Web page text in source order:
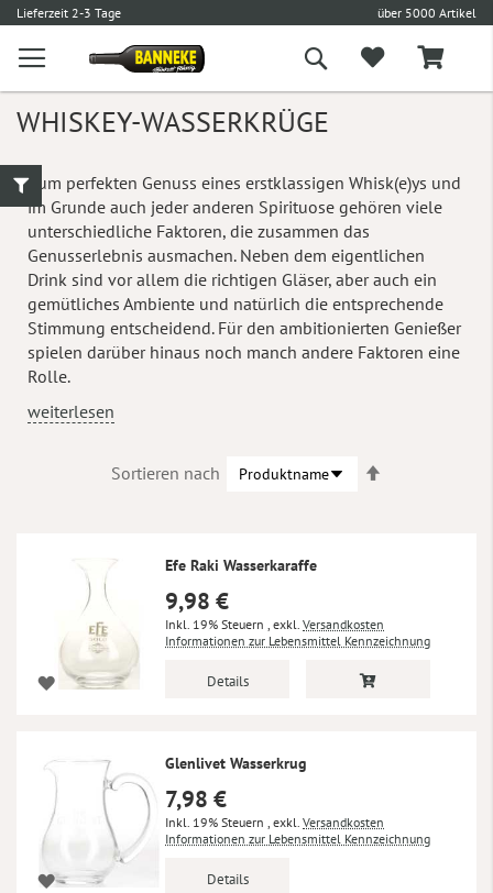
Lieferzeit 2-3 Tage über 5000 Artikel
Suche
WHISKEY-WASSERKRÜGE
Zum perfekten Genuss eines erstklassigen Whisk(e)ys und
im Grunde auch jeder anderen Spirituose gehören viele
unterschiedliche Faktoren, die zusammen das
Genusserlebnis ausmachen. Neben dem eigentlichen
Drink sind vor allem die richtigen Gläser, aber auch ein
gemütliches Ambiente und natürlich die entsprechende
Stimmung entscheidend. Für den ambitionierten Genießer
spielen darüber hinaus noch manch andere Faktoren eine
Rolle.
weiterlesen
Sortieren nach
Efe Raki Wasserkaraffe
9,98 €
Inkl. 19% Steuern exkl. Versandkosten
Informationen zur Lebensmittel Kennzeichnung
Details
Glenlivet Wasserkrug
7,98 €
Inkl. 19% Steuern exkl. Versandkosten
Informationen zur Lebensmittel Kennzeichnung
Details